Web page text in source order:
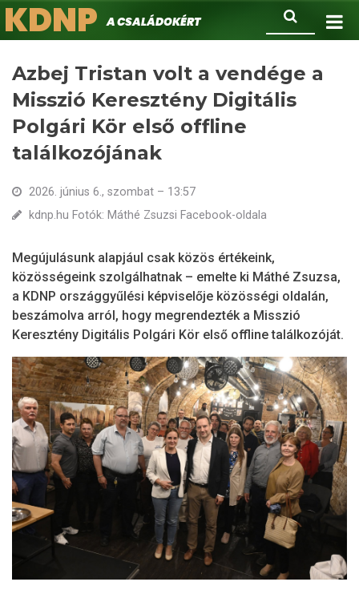
Ugrás
a
Keresés
KDNPA családokért.
Azbej Tristan volt a vendége a
Misszió Keresztény Digitális
Polgári Kör első offline
találkozójának
2026. június 6., szombat – 13:57
kdnp.hu Fotók: Máthé Zsuzsi Facebook-oldala
Megújulásunk alapjául csak közös értékeink,
közösségeink szolgálhatnak – emelte ki Máthé Zsuzsa,
a KDNP országgyűlési képviselője közösségi oldalán,
beszámolva arról, hogy megrendezték a Misszió
Keresztény Digitális Polgári Kör első offline találkozóját.